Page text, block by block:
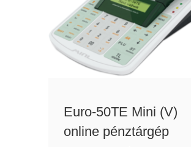
Euro-50TE Mini (V)
online pénztárgép